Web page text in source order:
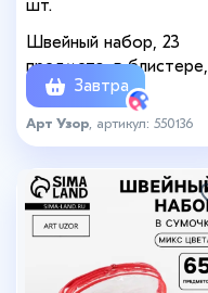
шт.
Швейный набор, 23
предмета, в блистере,
цвет МИКС
Завтра
Арт Узор , артикул: 550136